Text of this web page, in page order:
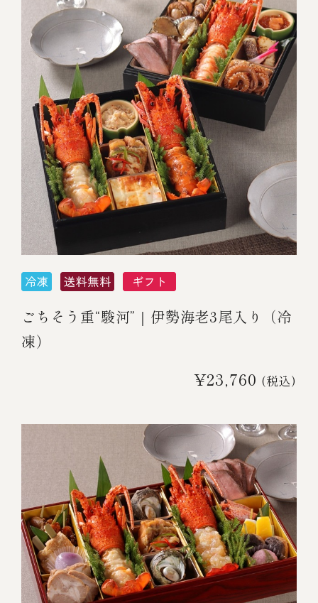
ごちそう重“駿河”｜伊勢海老3尾入り（冷
凍）
¥23,760 (税込)